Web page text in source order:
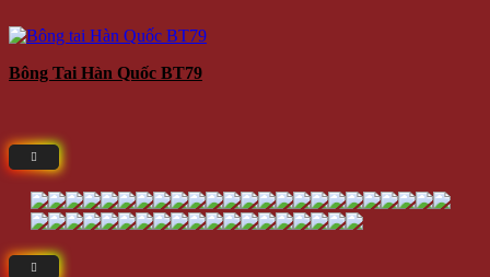
Bông Tai Hàn Quốc BT79